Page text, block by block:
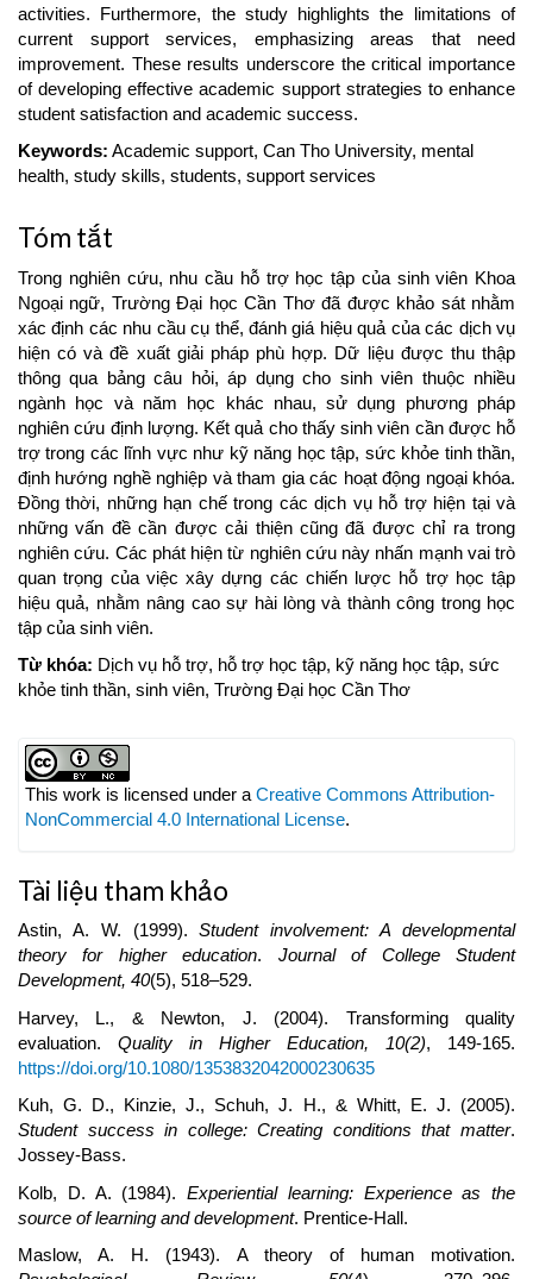
activities. Furthermore, the study highlights the limitations of
current support services, emphasizing areas that need
improvement. These results underscore the critical importance
of developing effective academic support strategies to enhance
student satisfaction and academic success.
Keywords: Academic support, Can Tho University, mental
health, study skills, students, support services
Tóm tắt
Trong nghiên cứu, nhu cầu hỗ trợ học tập của sinh viên Khoa
Ngoại ngữ, Trường Đại học Cần Thơ đã được khảo sát nhằm
xác định các nhu cầu cụ thể, đánh giá hiệu quả của các dịch vụ
hiện có và đề xuất giải pháp phù hợp. Dữ liệu được thu thập
thông qua bảng câu hỏi, áp dụng cho sinh viên thuộc nhiều
ngành học và năm học khác nhau, sử dụng phương pháp
nghiên cứu định lượng. Kết quả cho thấy sinh viên cần được hỗ
trợ trong các lĩnh vực như kỹ năng học tập, sức khỏe tinh thần,
định hướng nghề nghiệp và tham gia các hoạt động ngoại khóa.
Đồng thời, những hạn chế trong các dịch vụ hỗ trợ hiện tại và
những vấn đề cần được cải thiện cũng đã được chỉ ra trong
nghiên cứu. Các phát hiện từ nghiên cứu này nhấn mạnh vai trò
quan trọng của việc xây dựng các chiến lược hỗ trợ học tập
hiệu quả, nhằm nâng cao sự hài lòng và thành công trong học
tập của sinh viên.
Từ khóa: Dịch vụ hỗ trợ, hỗ trợ học tập, kỹ năng học tập, sức
khỏe tinh thần, sinh viên, Trường Đại học Cần Thơ
Article
Details
This work is licensed under a Creative Commons Attribution-
NonCommercial 4.0 International License.
Tài liệu tham khảo
Astin, A. W. (1999).Student involvement: A developmental
theory for higher education. Journal of College Student
Development, 40(5), 518–529.
Harvey, L., & Newton, J. (2004). Transforming quality
evaluation. Quality in Higher Education, 10(2), 149-165.
https://doi.org/10.1080/1353832042000230635
Kuh, G. D., Kinzie, J., Schuh, J. H., & Whitt, E. J. (2005).
Student success in college: Creating conditions that matter.
Jossey-Bass.
Kolb, D. A. (1984). Experiential learning: Experience as the
source of learning and development. Prentice-Hall.
Maslow, A. H. (1943). A theory of human motivation.